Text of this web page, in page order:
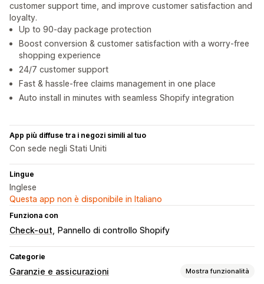
customer support time, and improve customer satisfaction and
loyalty.
Up to 90-day package protection
Boost conversion & customer satisfaction with a worry-free
shopping experience
24/7 customer support
Fast & hassle-free claims management in one place
Auto install in minutes with seamless Shopify integration
App più diffuse tra i negozi simili al tuo
Con sede negli Stati Uniti
Lingue
Inglese
Questa app non è disponibile in Italiano
Funziona con
Check-out Pannello di controllo Shopify
Categorie
Garanzie e assicurazioni Mostra funzionalità